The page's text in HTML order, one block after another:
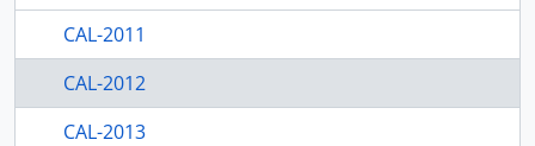
CAL-2011
CAL-2012
CAL-2013